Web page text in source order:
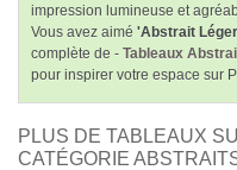
impression lumineuse et
Vous avez aimé 'Abstrait
complète de - Tableaux
pour inspirer votre espace sur
PLUS DE TABLEAUX
CATÉGORIE